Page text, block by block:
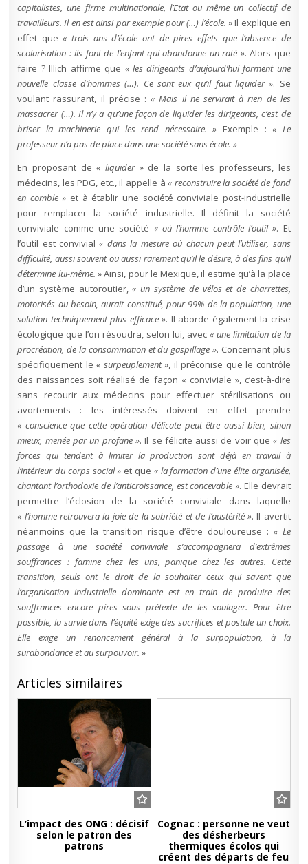
capitalistes, une firme multinationale, l’Etat ou même un collectif de
travailleurs. Il en est ainsi par exemple pour (…) l’école. »Il explique en
effet que« trois ans d’école ont de pires effets que l’absence de
scolarisation : ils font de l’enfant qui abandonne un raté ». Alors que
faire ? Illich affirme que « les dirigeants d’aujourd’hui forment une
nouvelle classe d’hommes (…). Ce sont eux qu’il faut liquider ». Se
voulant rassurant, il précise :« Mais il ne servirait à rien de les
massacrer (…). Il n’y a qu’une façon de liquider les dirigeants, c’est de
briser la machinerie qui les rend nécessaire. » Exemple :« Le
professeur n’a pas de place dans une société sans école. »
En proposant de« liquider »de la sorte les professeurs, les
médecins, les PDG, etc., il appelle à« reconstruire la société de fond
en comble » et à établir une société conviviale post-industrielle
pour remplacer la société industrielle. Il définit la société
conviviale comme une société « où l’homme contrôle l’outil ». Et
l’outil est convivial« dans la mesure où chacun peut l’utiliser, sans
difficulté, aussi souvent ou aussi rarement qu’il le désire, à des fins qu’il
détermine lui-même. »Ainsi, pour le Mexique, il estime qu’à la place
d’un système autoroutier,« un système de vélos et de charrettes,
motorisés au besoin, aurait constitué, pour 99% de la population, une
solution techniquement plus efficace ». Il aborde également la crise
écologique que l’on résoudra, selon lui, avec « une limitation de la
procréation, de la consommation et du gaspillage ». Concernant plus
spécifiquement le« surpeuplement », il préconise que le contrôle
des naissances soit réalisé de façon « conviviale », c’est-à-dire
sans recourir aux médecins pour effectuer stérilisations ou
avortements : les intéressés doivent en effet prendre
« conscience que cette opération délicate peut être aussi bien, sinon
mieux, menée par un profane ». Il se félicite aussi de voir que« les
forces qui tendent à limiter la production sont déjà en travail à
l’intérieur du corps social » et que « la formation d’une élite organisée,
chantant l’orthodoxie de l’anticroissance, est concevable ». Elle devrait
permettre l’éclosion de la société conviviale dans laquelle
« l’homme retrouvera la joie de la sobriété et de l’austérité ». Il avertit
néanmoins que la transition risque d’être douloureuse : « Le
passage à une société conviviale s’accompagnera d’extrêmes
souffrances : famine chez les uns, panique chez les autres. Cette
transition, seuls ont le droit de la souhaiter ceux qui savent que
l’organisation industrielle dominante est en train de produire des
souffrances encore pires sous prétexte de les soulager. Pour être
possible, la survie dans l’équité exige des sacrifices et postule un choix.
Elle exige un renoncement général à la surpopulation, à la
surabondance et au surpouvoir. »
Articles similaires
L’impact des ONG : décisif
selon le patron des
patrons
Cognac : personne ne veut
des désherbeurs
thermiques écolos qui
créent des départs de feu